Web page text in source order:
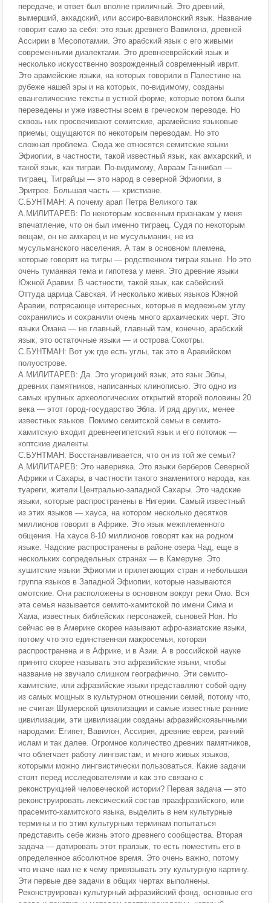
передаче, и ответ был вполне приличный. Это древний,
вымерший, аккадский, или ассиро-вавилонский язык. Название
говорит само за себя: это язык древнего Вавилона, древней
Ассирии в Месопотамии. Это арабский язык с его живыми
современными диалектами. Это древнееврейский язык и
несколько искусственно возрожденный современный иврит.
Это арамейские языки, на которых говорили в Палестине на
рубеже нашей эры и на которых, по-видимому, созданы
евангелические тексты в устной форме, которые потом были
переведены и уже известны всем в греческом переводе. Но
сквозь них просвечивают семитские, арамейские языковые
приемы, ощущаются по некоторым переводам. Но это
сложная проблема. Сюда же относятся семитские языки
Эфиопии, в частности, такой известный язык, как амхарский, и
такой язык, как тиграи. По-видимому, Авраам Ганнибал —
тиграец. Тиграйцы — это народ в северной Эфиопии, в
Эритрее. Большая часть — христиане.
С.БУНТМАН: А почему арап Петра Великого так
А.МИЛИТАРЕВ: По некоторым косвенным признакам у меня
впечатление, что он был именно тиграец. Судя по некоторым
вещам, он не амхарец и не мусульманин, не из
мусульманского населения. А там в основном племена,
которые говорят на тигры — родственном тиграи языке. Но это
очень туманная тема и гипотеза у меня. Это древние языки
Южной Аравии. В частности, такой язык, как сабейский.
Оттуда царица Савская. И несколько живых языков Южной
Аравии, потрясающе интересных, которые в медвежьем углу
сохранились и сохранили очень много архаических черт. Это
языки Омана — не главный, главный там, конечно, арабский
язык, это остаточные языки — и острова Сокотры.
С.БУНТМАН: Вот уж где есть углы, так это в Аравийском
полуострове.
А.МИЛИТАРЕВ: Да. Это угорицкий язык, это язык Эблы,
древних памятников, написанных клинописью. Это одно из
самых крупных археологических открытий второй половины 20
века — этот город-государство Эбла. И ряд других, менее
известных языков. Помимо семитской семьи в семито-
хамитскую входит древнеегипетский язык и его потомок —
коптские диалекты.
С.БУНТМАН: Восстанавливается, что он из той же семьи?
А.МИЛИТАРЕВ: Это наверняка. Это языки берберов Северной
Африки и Сахары, в частности такого знаменитого народа, как
туареги, жители Центрально-западной Сахары. Это чадские
языки, которые распространены в Нигерии. Самый известный
из этих языков — хауса, на котором несколько десятков
миллионов говорит в Африке. Это язык межплеменного
общения. На хаусе 8-10 миллионов говорят как на родном
языке. Чадские распространены в районе озера Чад, еще в
нескольких сопредельных странах — в Камеруне. Это
кушитские языки Эфиопии и прилегающих стран и небольшая
группа языков в Западной Эфиопии, которые называются
омотские. Они расположены в основном вокруг реки Омо. Вся
эта семья называется семито-хамитской по имени Сима и
Хама, известных библейских персонажей, сыновей Ноя. Но
сейчас ее в Америке скорее называют афро-азиатские языки,
потому что это единственная макросемья, которая
распространена и в Африке, и в Азии. А в российской науке
принято скорее называть это афразийские языки, чтобы
название не звучало слишком географично. Эти семито-
хамитские, или афразийские языки представляют собой одну
из самых мощных в культурном отношении семей, потому что,
не считая Шумерской цивилизации и самые известные ранние
цивилизации, эти цивилизации созданы афразийскоязычными
народами: Египет, Вавилон, Ассирия, древние евреи, ранний
ислам и так далее. Огромное количество древних памятников,
что облегчает работу лингвистам, и много живых языков,
которыми можно лингвистически пользоваться. Какие задачи
стоят перед исследователями и как это связано с
реконструкцией человеческой истории? Первая задача — это
реконструировать лексический состав праафразийского, или
прасемито-хамитского языка, выделить в нем культурные
термины и по этим культурным терминам попытаться
представить себе жизнь этого древнего сообщества. Вторая
задача — датировать этот праязык, то есть поместить его в
определенное абсолютное время. Это очень важно, потому
что иначе нам не к чему привязывать эту культурную картину.
Эти первые две задачи в общих чертах выполнены.
Реконструирован культурный афразийский фонд, основные его